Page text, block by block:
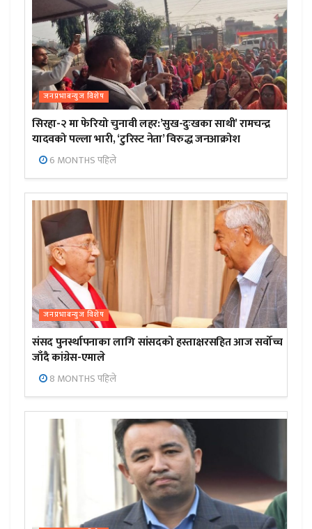
जनप्रभाबन्युज विशेष
सिरहा-२ मा फेरियो चुनावी लहर:’सुख-दुःखका साथी’ रामचन्द्र
यादवको पल्ला भारी, ‘टुरिस्ट नेता’ विरुद्ध जनआक्रोश
6 MONTHS पहिले
जनप्रभाबन्युज विशेष
संसद पुनर्स्थापनाका लागि सांसदको हस्ताक्षरसहित आज सर्वोच्च
जाँदै कांग्रेस-एमाले
8 MONTHS पहिले